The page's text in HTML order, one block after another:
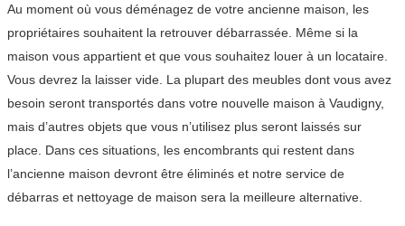
Au moment où vous déménagez de votre ancienne maison, les
propriétaires souhaitent la retrouver débarrassée. Même si la
maison vous appartient et que vous souhaitez louer à un locataire.
Vous devrez la laisser vide. La plupart des meubles dont vous avez
besoin seront transportés dans votre nouvelle maison à Vaudigny,
mais d’autres objets que vous n’utilisez plus seront laissés sur
place. Dans ces situations, les encombrants qui restent dans
l’ancienne maison devront être éliminés et notre service de
débarras et nettoyage de maison sera la meilleure alternative.